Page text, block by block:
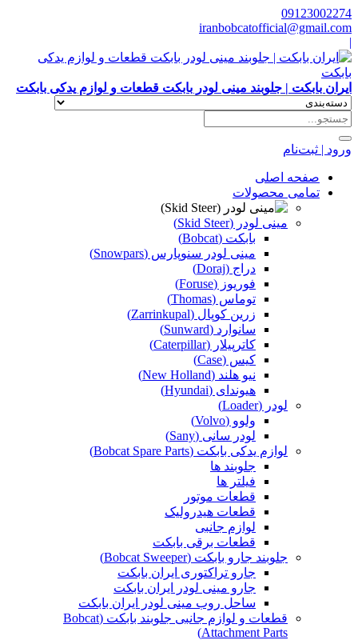
09123002274
iranbobcatofficial@gmail.com
|
ایران بابکت | جلوبند مینی لودر بابکت قطعات و لوازم یدکی بابکت
ورود | ثبت‌نام
صفحه اصلی
تمامی محصولات
مینی لودر (Skid Steer)
بابکت (Bobcat)
مینی لودر سنوپارس (Snowpars)
دراج (Doraj)
فوریوز (Foruse)
توماس (Thomas)
زرین کوپال (Zarrinkupal)
سانوارد (Sunward)
کاترپیلار (Caterpillar)
کیس (Case)
نیو هلند (New Holland)
هیوندای (Hyundai)
لودر (Loader)
ولوو (Volvo)
لودر سانی (Sany)
لوازم یدکی بابکت (Bobcat Spare Parts)
جلوبند ها
فیلتر ها
قطعات موتور
قطعات هیدرولیک
لوازم جانبی
قطعات برقی بابکت
جلوبند جارو بابکت (Bobcat Sweeper)
جارو تراکتوری ایران بابکت
جارو مینی لودر ایران بابکت
ساحل روب مینی لودر ایران بابکت
قطعات و لوازم جانبی جلوبند بابکت (Bobcat
Attachment Parts)